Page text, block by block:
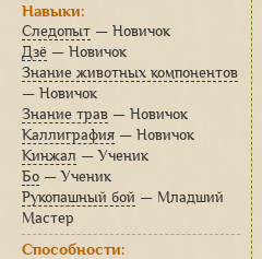
Навыки:
Следопыт — Новичок
Дзё — Новичок
Знание животных компонентов
— Новичок
Знание трав — Новичок
Каллиграфия — Новичок
Кинжал — Ученик
Бо — Ученик
Рукопашный бой — Младший
Мастер
Способности: